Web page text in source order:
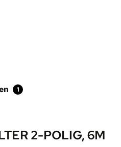
1
2-POLIG, 6M